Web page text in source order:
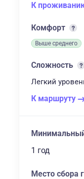
К
Комфорт
Выше среднего
Сложность
Легкий
К маршруту
1 год
Место сбора